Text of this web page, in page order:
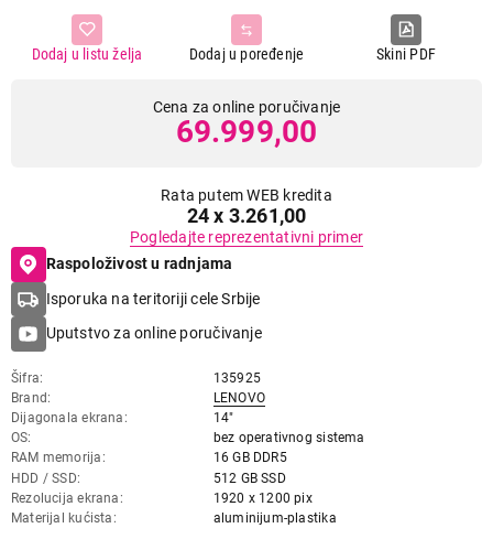
Skini PDF
Dodaj u poređenje
Dodaj u listu želja
Cena za online poručivanje
69.999,00
Rata putem WEB kredita
24 x 3.261,00
Pogledajte reprezentativni primer
Raspoloživost u radnjama
Isporuka na teritoriji cele Srbije
Uputstvo za online poručivanje
Šifra
135925
Brand
LENOVO
Dijagonala ekrana
14"
OS
bez operativnog sistema
RAM memorija
16 GB DDR5
HDD / SSD
512 GB SSD
Rezolucija ekrana
1920 x 1200 pix
Materijal kućista
aluminijum-plastika